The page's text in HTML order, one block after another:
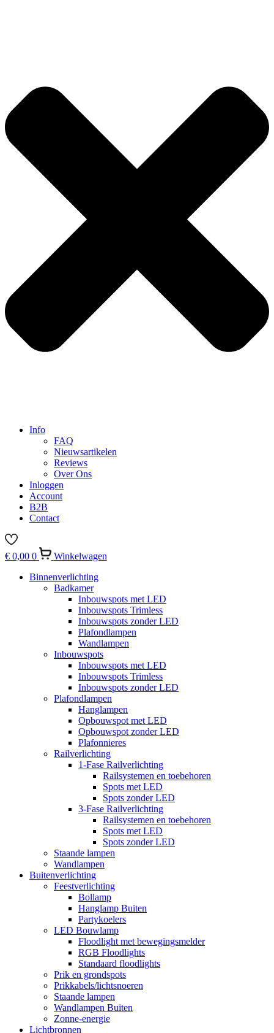
Info
FAQ
Nieuwsartikelen
Reviews
Over Ons
Inloggen
Account
B2B
Contact
€ 0,00 0
Winkelwagen
Binnenverlichting
Badkamer
Inbouwspots met LED
Inbouwspots Trimless
Inbouwspots zonder LED
Plafondlampen
Wandlampen
Inbouwspots
Inbouwspots met LED
Inbouwspots Trimless
Inbouwspots zonder LED
Plafondlampen
Hanglampen
Opbouwspot met LED
Opbouwspot zonder LED
Plafonnieres
Railverlichting
1-Fase Railverlichting
Railsystemen en toebehoren
Spots met LED
Spots zonder LED
3-Fase Railverlichting
Railsystemen en toebehoren
Spots met LED
Spots zonder LED
Staande lampen
Wandlampen
Buitenverlichting
Feestverlichting
Bollamp
Hanglamp Buiten
Partykoelers
LED Bouwlamp
Floodlight met bewegingsmelder
RGB Floodlights
Standaard floodlights
Prik en grondspots
Prikkabels/lichtsnoeren
Staande lampen
Wandlampen Buiten
Zonne-energie
Lichtbronnen